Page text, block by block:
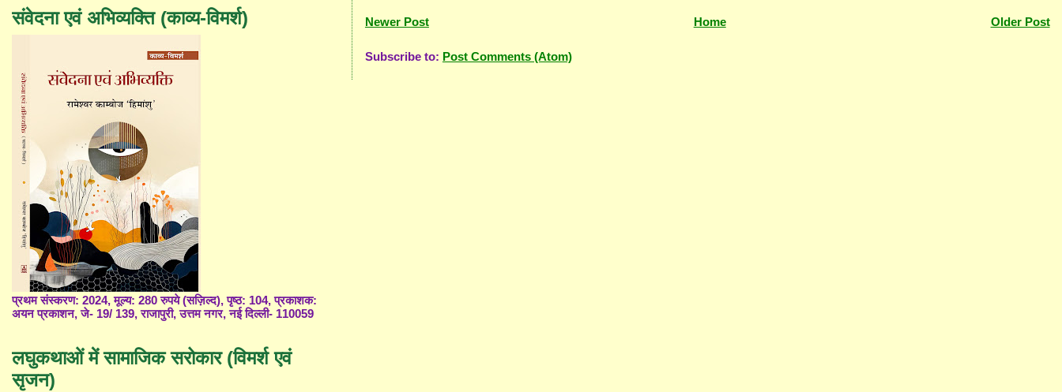
Newer Post Older Post
Home
Subscribe to: Post Comments (Atom)
संवेदना एवं अभिव्यक्ति (काव्य-विमर्श)
प्रथम संस्करण: 2024, मूल्य: 280 रुपये (सज़िल्द), पृष्ठ: 104, प्रकाशक:
अयन प्रकाशन, जे- 19/ 139, राजापुरी, उत्तम नगर, नई दिल्ली- 110059
लघुकथाओं में सामाजिक सरोकार (विमर्श एवं
सृजन)